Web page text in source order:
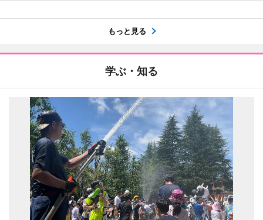
もっと見る
学ぶ・知る